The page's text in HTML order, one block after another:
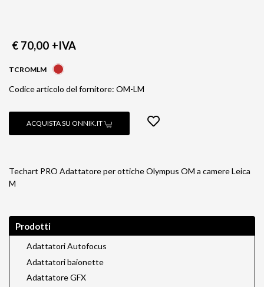
€ 70,00 +IVA
TCROMLM
Codice articolo del fornitore: OM-LM
ACQUISTA SU ONNIK.IT
Techart PRO Adattatore per ottiche Olympus OM a camere Leica
M
Prodotti
Adattatori Autofocus
Adattatori baionette
Adattatore GFX